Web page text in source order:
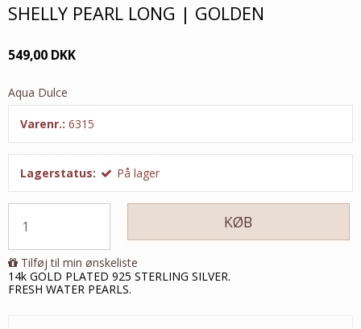
SHELLY PEARL LONG | GOLDEN
549,00 DKK
Aqua Dulce
Varenr.: 6315
Lagerstatus: På lager
KØB
Tilføj til min ønskeliste
14k GOLD PLATED 925 STERLING SILVER.
FRESH WATER PEARLS.